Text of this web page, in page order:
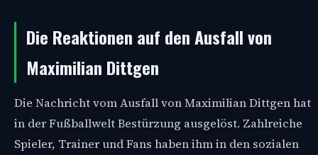
Die Reaktionen auf den Ausfall von
Maximilian Dittgen
Die Nachricht vom Ausfall von Maximilian Dittgen hat
in der Fußballwelt Bestürzung ausgelöst. Zahlreiche
Spieler, Trainer und Fans haben ihm in den sozialen